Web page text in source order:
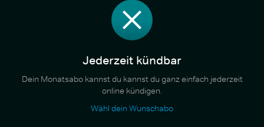
Jederzeit kündbar
Dein Monatsabo kannst du kannst du ganz einfach jederzeit
online kündigen.
Wähl dein Wunschabo